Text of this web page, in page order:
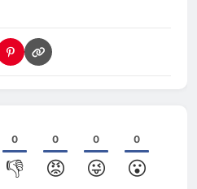
0
👎
0
😡
0
😜
0
😮